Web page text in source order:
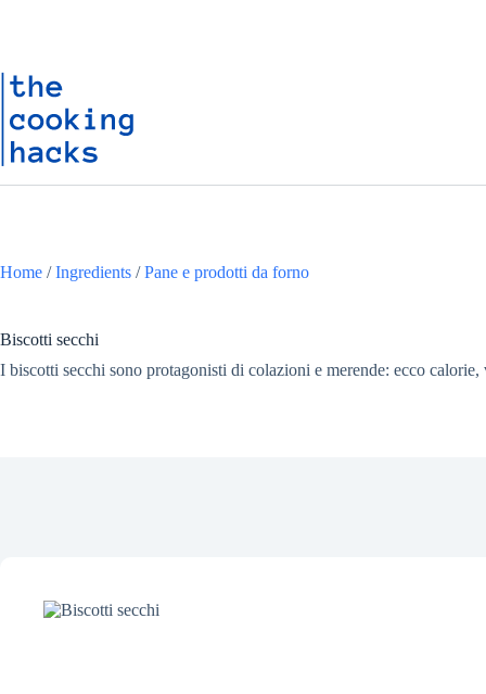
t
o
n
u
t
Home /Ingredients /Pane e prodotti da forno
Biscotti secchi
I biscotti secchi sono protagonisti di colazioni e merende: ecco